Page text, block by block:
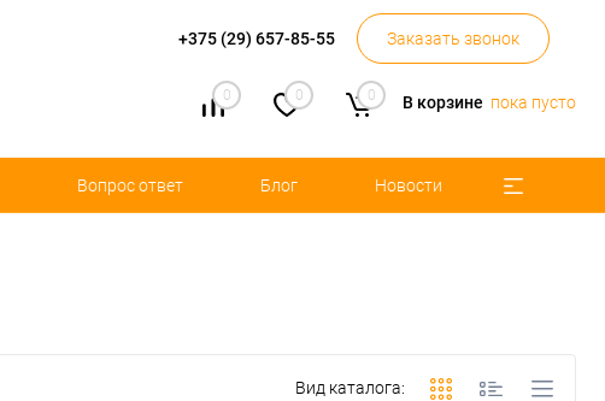
+375 (29) 657-85-55 Заказать звонок
0 0 0 В корзине пока пусто
Вопрос ответ Блог Новости
Вид каталога: